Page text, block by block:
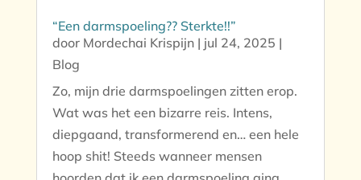
“Een darmspoeling?? Sterkte!!”
door Mordechai Krispijn| jul 24, 2025 |
Blog
Zo, mijn drie darmspoelingen zitten erop.
Wat was het een bizarre reis. Intens,
diepgaand, transformerend en… een hele
hoop shit! Steeds wanneer mensen